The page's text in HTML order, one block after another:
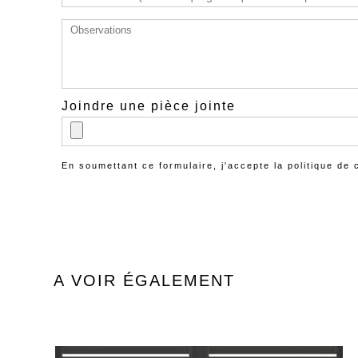
Joindre une pièce jointe
En soumettant ce formulaire, j'accepte lapolitique de
A VOIR ÉGALEMENT